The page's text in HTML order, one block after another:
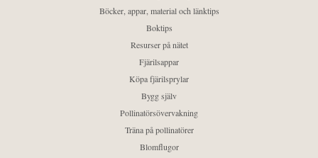
Böcker, appar, material och länktips
Boktips
Resurser på nätet
Fjärilsappar
Köpa fjärilsprylar
Bygg själv
Pollinatörsövervakning
Träna på pollinatörer
Blomflugor